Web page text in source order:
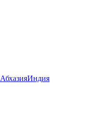
АбхазияИндия